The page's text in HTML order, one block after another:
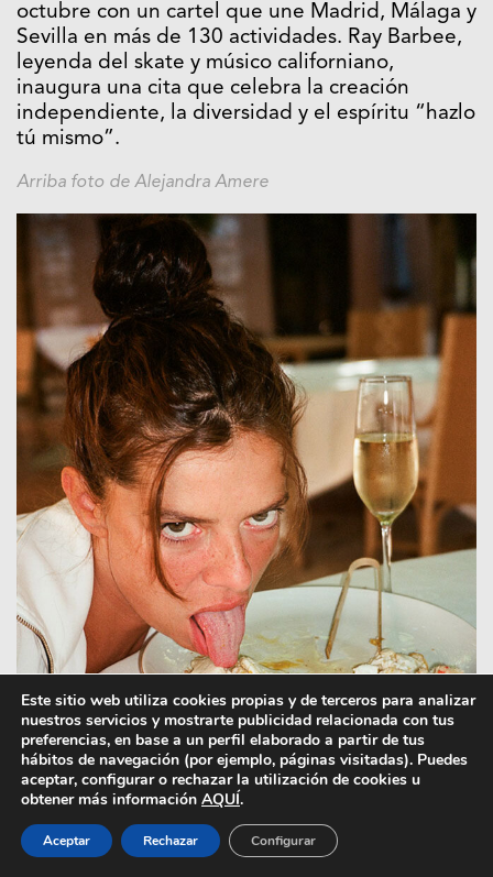
octubre con un cartel que une Madrid, Málaga y
Sevilla en más de 130 actividades. Ray Barbee,
leyenda del skate y músico californiano,
inaugura una cita que celebra la creación
independiente, la diversidad y el espíritu “hazlo
tú mismo”.
Arriba foto de Alejandra Amere
Foto de Alexander Gross
Este sitio web utiliza cookies propias y de terceros para analizar
nuestros servicios y mostrarte publicidad relacionada con tus
preferencias, en base a un perfil elaborado a partir de tus
hábitos de navegación (por ejemplo, páginas visitadas). Puedes
aceptar, configurar o rechazar la utilización de cookies u
obtener más información AQUÍ.
Aceptar Rechazar Configurar